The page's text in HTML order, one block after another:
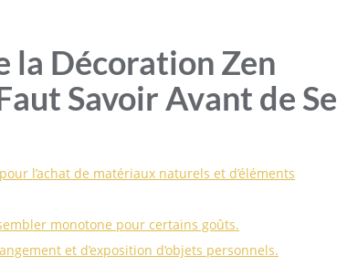
la Décoration Zen
Savoir Avant de Se
l’achat de matériaux naturels et d’éléments
monotone pour certains goûts.
et d’exposition d’objets personnels.